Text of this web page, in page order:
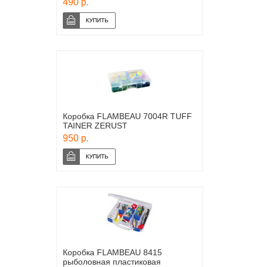
490 р.
Коробка FLAMBEAU 7004R TUFF
TAINER ZERUST
950 р.
Коробка FLAMBEAU 8415
рыболовная пластиковая